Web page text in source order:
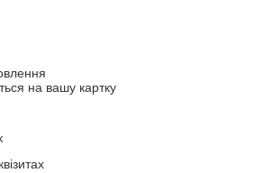
на вашу картку